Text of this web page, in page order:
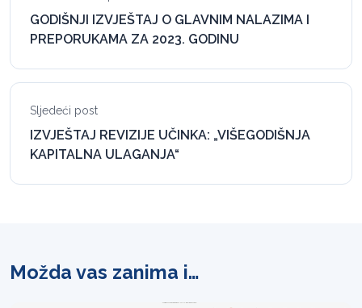
GODIŠNJI IZVJEŠTAJ O GLAVNIM NALAZIMA I
PREPORUKAMA ZA 2023. GODINU
Sljedeći post
IZVJEŠTAJ REVIZIJE UČINKA: „VIŠEGODIŠNJA
KAPITALNA ULAGANJA“
Možda vas zanima i…